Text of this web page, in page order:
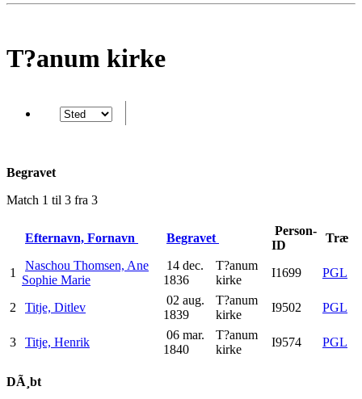
T?anum kirke
Begravet
Match 1 til 3 fra 3
Efternavn, Fornavn Begravet
Person-
ID
Træ
1
Naschou Thomsen, Ane
Sophie Marie
14 dec.
1836
T?anum
kirke
I1699 PGL
2 Titje, Ditlev
02 aug.
1839
T?anum
kirke
I9502 PGL
3 Titje, Henrik
06 mar.
1840
T?anum
kirke
I9574 PGL
DÃ¸bt